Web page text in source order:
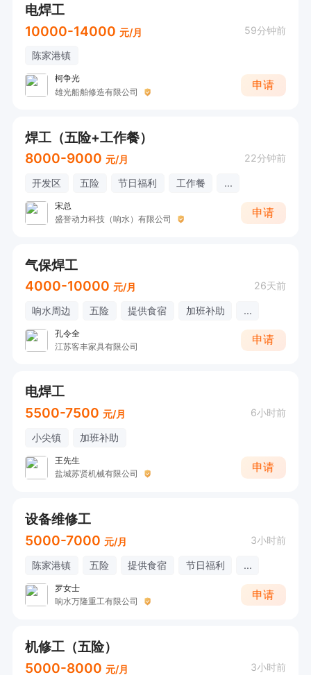
电焊工
10000-14000 元/月 59分钟前
陈家港镇
柯争光
雄光船舶修造有限公司
申请
焊工（五险+工作餐）
8000-9000 元/月 22分钟前
开发区 五险 节日福利 工作餐 ...
宋总
盛誉动力科技（响水）有限公司
申请
气保焊工
4000-10000 元/月 26天前
响水周边 五险 提供食宿 加班补助 ...
孔令全
江苏客丰家具有限公司
申请
电焊工
5500-7500 元/月 6小时前
小尖镇 加班补助
王先生
盐城苏贤机械有限公司
申请
设备维修工
5000-7000 元/月 3小时前
陈家港镇 五险 提供食宿 节日福利 ...
罗女士
响水万隆重工有限公司
申请
机修工（五险）
5000-8000 元/月 3小时前